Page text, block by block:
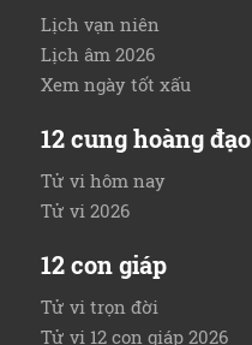
Lịch vạn niên
Lịch âm 2026
Xem ngày tốt xấu
12 cung hoàng đạo
Tử vi hôm nay
Tử vi 2026
12 con giáp
Tử vi trọn đời
Tử vi 12 con giáp 2026